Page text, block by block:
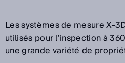
Les systèmes de mesure X-
utilisés pour l’inspection à
une grande variété de